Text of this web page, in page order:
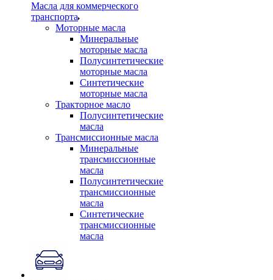
Масла для коммерческого
транспорта
Моторные масла
Минеральные
моторные масла
Полусинтетические
моторные масла
Синтетические
моторные масла
Тракторное масло
Полусинтетические
масла
Трансмиссионные масла
Минеральные
трансмиссионные
масла
Полусинтетические
трансмиссионные
масла
Синтетические
трансмиссионные
масла